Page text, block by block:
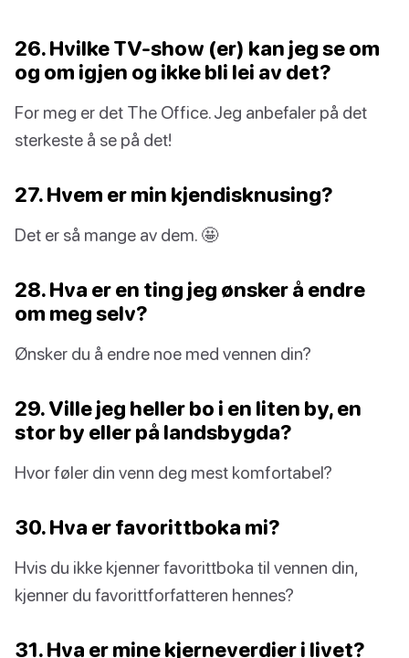
26. Hvilke TV-show (er) kan jeg se om
og om igjen og ikke bli lei av det?
For meg er det The Office. Jeg anbefaler på det
sterkeste å se på det!
27. Hvem er min kjendisknusing?
Det er så mange av dem. 🤩
28. Hva er en ting jeg ønsker å endre
om meg selv?
Ønsker du å endre noe med vennen din?
29. Ville jeg heller bo i en liten by, en
stor by eller på landsbygda?
Hvor føler din venn deg mest komfortabel?
30. Hva er favorittboka mi?
Hvis du ikke kjenner favorittboka til vennen din,
kjenner du favorittforfatteren hennes?
31. Hva er mine kjerneverdier i livet?